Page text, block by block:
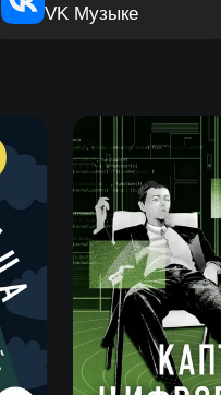
VK Музыке